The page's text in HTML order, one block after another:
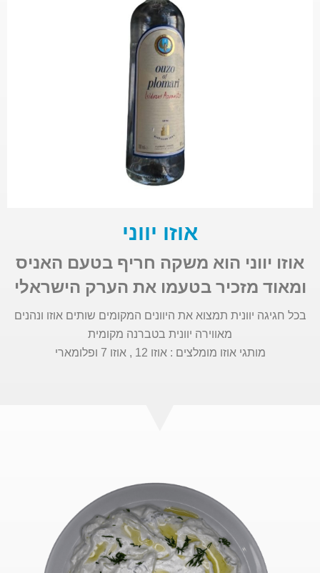
אוזו יווני
אוזו יווני הוא משקה חריף בטעם האניס
ומאוד מזכיר בטעמו את הערק הישראלי
בכל חגיגה יוונית תמצוא את היוונים המקומים שותים אוזו ונהנים
מאווירה יוונית בטברנה מקומית
מותגי אוזו מומלצים : אוזו 12 , אוזו 7 ו
פלומארי